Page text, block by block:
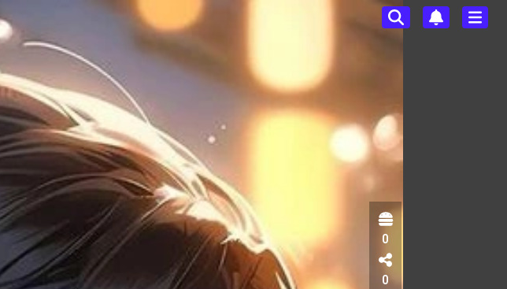
0
0